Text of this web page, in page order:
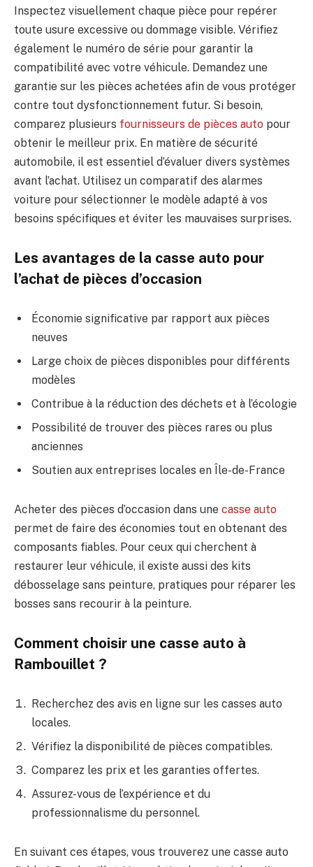
Inspectez visuellement chaque pièce pour repérer
toute usure excessive ou dommage visible. Vérifiez
également le numéro de série pour garantir la
compatibilité avec votre véhicule. Demandez une
garantie sur les pièces achetées afin de vous protéger
contre tout dysfonctionnement futur. Si besoin,
comparez plusieurs fournisseurs de pièces auto pour
obtenir le meilleur prix. En matière de sécurité
automobile, il est essentiel d’évaluer divers systèmes
avant l’achat. Utilisez un comparatif des alarmes
voiture pour sélectionner le modèle adapté à vos
besoins spécifiques et éviter les mauvaises surprises.
Les avantages de la casse auto pour
l’achat de pièces d’occasion
Économie significative par rapport aux pièces
neuves
Large choix de pièces disponibles pour différents
modèles
Contribue à la réduction des déchets et à l’écologie
Possibilité de trouver des pièces rares ou plus
anciennes
Soutien aux entreprises locales en Île-de-France
Acheter des pièces d’occasion dans une casse auto
permet de faire des économies tout en obtenant des
composants fiables. Pour ceux qui cherchent à
restaurer leur véhicule, il existe aussi des kits
débosselage sans peinture, pratiques pour réparer les
bosses sans recourir à la peinture.
Comment choisir une casse auto à
Rambouillet ?
Recherchez des avis en ligne sur les casses auto
locales.
Vérifiez la disponibilité de pièces compatibles.
Comparez les prix et les garanties offertes.
Assurez-vous de l’expérience et du
professionnalisme du personnel.
En suivant ces étapes, vous trouverez une casse auto